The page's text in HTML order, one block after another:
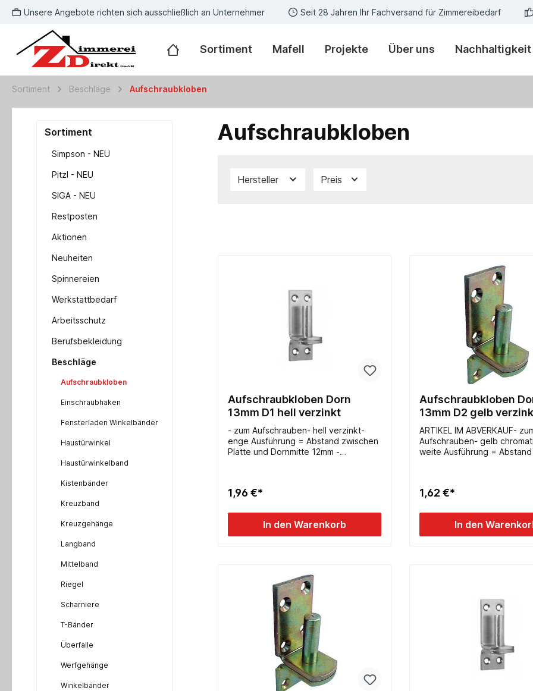
Unsere Angebote richten sich ausschließlich an Unternehmer Seit 28 Jahren Ihr Fachversand für Zimmereibedarf
Sortiment Mafell Projekte Über uns Nachhaltigkeit
Sortiment Beschläge Aufschraubkloben
Sortiment
Simpson - NEU
Pitzl - NEU
SIGA - NEU
Restposten
Aktionen
Neuheiten
Spinnereien
Werkstattbedarf
Arbeitsschutz
Berufsbekleidung
Beschläge
Aufschraubkloben
Einschraubhaken
Fensterladen Winkelbänder
Haustürwinkel
Haustürwinkelband
Kistenbänder
Kreuzband
Kreuzgehänge
Langband
Mittelband
Riegel
Scharniere
T-Bänder
Überfalle
Werfgehänge
Winkelbänder
Aufschraubkloben
Hersteller Preis
Aufschraubkloben Dorn
13mm D1 hell verzinkt
- zum Aufschrauben- hell verzinkt-
enge Ausführung = Abstand zwischen
Platte und Dornmitte 12mm -
1,96 €*
In den Warenkorb
Aufschraubkloben
13mm D2 gelb
ARTIKEL IM ABVERKAUF-
Aufschrauben- gelb
weite Ausführung =
1,62 €*
In den